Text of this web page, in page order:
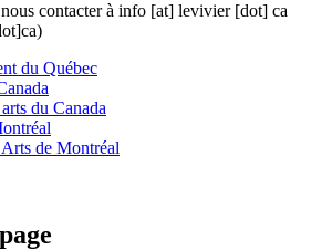
contacter à info [at] levivier[dot] ca